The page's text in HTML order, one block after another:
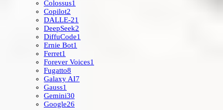
Colossus1
Copilot2
DALLE-21
DeepSeek2
DiffuCode1
Ernie Bot1
Ferret1
Forever Voices1
Fugatto8
Galaxy AI7
Gauss1
Gemini30
Google26